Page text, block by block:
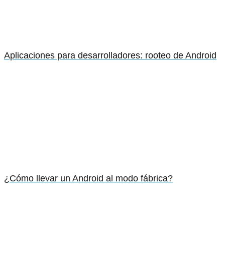
Aplicaciones para desarrolladores: rooteo de Android
¿Cómo llevar un Android al modo fábrica?